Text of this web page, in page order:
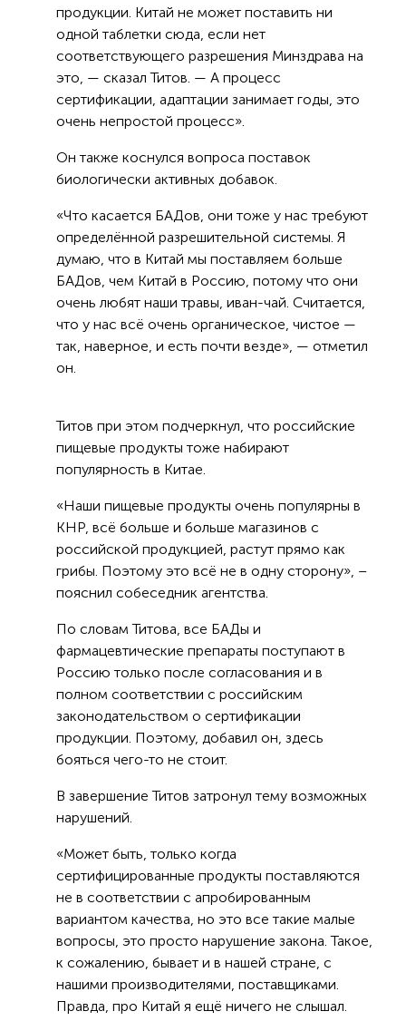
продукции. Китай не может поставить ни
одной таблетки сюда, если нет
соответствующего разрешения Минздрава на
это, — сказал Титов. — А процесс
сертификации, адаптации занимает годы, это
очень непростой процесс».
Он также коснулся вопроса поставок
биологически активных добавок.
«Что касается БАДов, они тоже у нас требуют
определённой разрешительной системы. Я
думаю, что в Китай мы поставляем больше
БАДов, чем Китай в Россию, потому что они
очень любят наши травы, иван-чай. Считается,
что у нас всё очень органическое, чистое —
так, наверное, и есть почти везде», — отметил
он.
Титов при этом подчеркнул, что российские
пищевые продукты тоже набирают
популярность в Китае.
«Наши пищевые продукты очень популярны в
КНР, всё больше и больше магазинов с
российской продукцией, растут прямо как
грибы. Поэтому это всё не в одну сторону», –
пояснил собеседник агентства.
По словам Титова, все БАДы и
фармацевтические препараты поступают в
Россию только после согласования и в
полном соответствии с российским
законодательством о сертификации
продукции. Поэтому, добавил он, здесь
бояться чего-то не стоит.
В завершение Титов затронул тему возможных
нарушений.
«Может быть, только когда
сертифицированные продукты поставляются
не в соответствии с апробированным
вариантом качества, но это все такие малые
вопросы, это просто нарушение закона. Такое,
к сожалению, бывает и в нашей стране, с
нашими производителями, поставщиками.
Правда, про Китай я ещё ничего не слышал.